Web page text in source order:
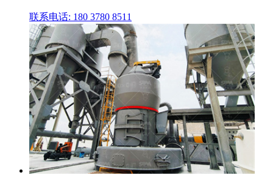
联系电话: 180 3780 8511